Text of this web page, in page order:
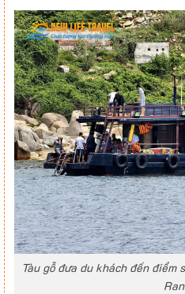
Tàu gỗ đưa du khách đến điểm